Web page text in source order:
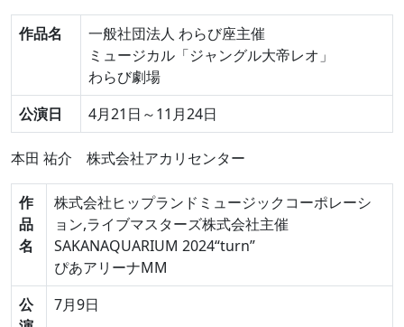
作品名
一般社団法人 わらび座主催
ミュージカル「ジャングル大帝レオ」
わらび劇場
公演日
4月21日～11月24日
本田 祐介 株式会社アカリセンター
作
品
名
株式会社ヒップランドミュージックコーポレーシ
ョン,ライブマスターズ株式会社主催
SAKANAQUARIUM 2024“turn”
ぴあアリーナMM
公
7月9日